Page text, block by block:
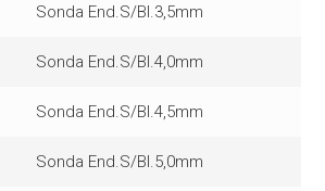
Sonda End.S/Bl.3,5mm
Sonda End.S/Bl.4,0mm
Sonda End.S/Bl.4,5mm
Sonda End.S/Bl.5,0mm